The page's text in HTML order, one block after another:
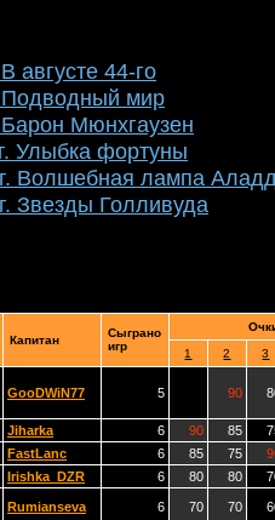
августе 44-го
Подводный мир
Мюнхгаузен
Улыбка фортуны
Волшебная лампа
Звезды Голливуда
Капитан
Сыграно
игр
1
2 3
GooDWiN77 5 90
Jiharka 6 90 85
FastLanc 6 85 75
Irishka_DZR 6 80 80
Rumianseva 6 70 70